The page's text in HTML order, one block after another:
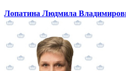
Лопатина Людмила